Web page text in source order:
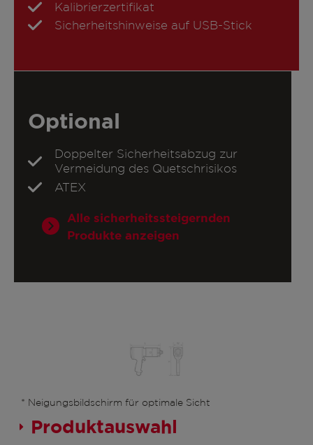
Kalibrierzertifikat
Sicherheitshinweise auf USB-Stick
Optional
Doppelter Sicherheitsabzug zur
Vermeidung des Quetschrisikos
ATEX
Alle sicherheitssteigernden
Produkte anzeigen
* Neigungsbildschirm für optimale Sicht
Produktauswahl